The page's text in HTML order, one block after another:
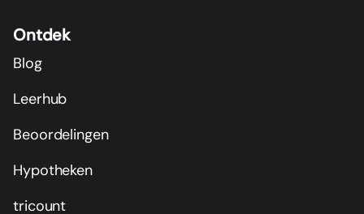
Ontdek
Blog
Leerhub
Beoordelingen
Hypotheken
tricount